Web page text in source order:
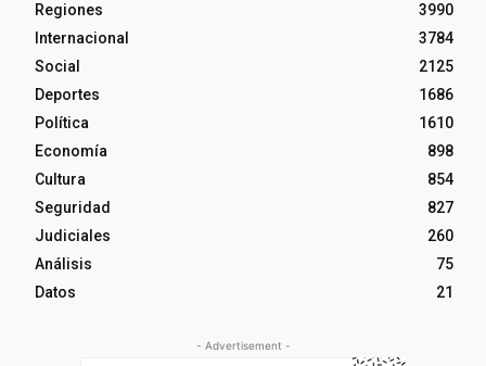
Regiones
3990
Internacional
3784
Social
2125
Deportes
1686
Política
1610
Economía
898
Cultura
854
Seguridad
827
Judiciales
260
Análisis
75
Datos
21
- Advertisement -